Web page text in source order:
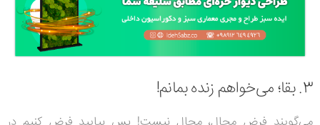
3. بقا؛ می‌خواهم زنده بمانم!